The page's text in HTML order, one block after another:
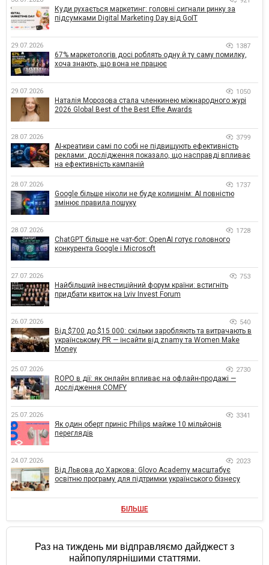
Куди рухається маркетинг: головні сигнали ринку за
підсумками Digital Marketing Day від GoIT
29.07.2026 1387
67% маркетологів досі роблять одну й ту саму помилку,
хоча знають, що вона не працює
29.07.2026 1050
Наталія Морозова стала членкинею міжнародного журі
2026 Global Best of the Best Effie Awards
28.07.2026 3799
AI-креативи самі по собі не підвищують ефективність
реклами: дослідження показало, що насправді впливає
на ефективність кампаній
28.07.2026 1737
Google більше ніколи не буде колишнім: AI повністю
змінює правила пошуку
28.07.2026 1728
ChatGPT більше не чат-бот: OpenAI готує головного
конкурента Google і Microsoft
27.07.2026 753
Найбільший інвестиційний форум країни: встигніть
придбати квиток на Lviv Invest Forum
26.07.2026 540
Від $700 до $15 000: скільки заробляють та витрачають в
українському PR — інсайти від znamy та Women Make
Money
25.07.2026 2730
ROPO в дії: як онлайн впливає на офлайн-продажі —
дослідження COMFY
25.07.2026 3341
Як один оберт приніс Philips майже 10 мільйонів
переглядів
24.07.2026 2023
Від Львова до Харкова: Glovo Academy масштабує
освітню програму для підтримки українського бізнесу
БІЛЬШЕ
Раз на тиждень ми відправляємо дайджест з
найпопулярнішими статтями.